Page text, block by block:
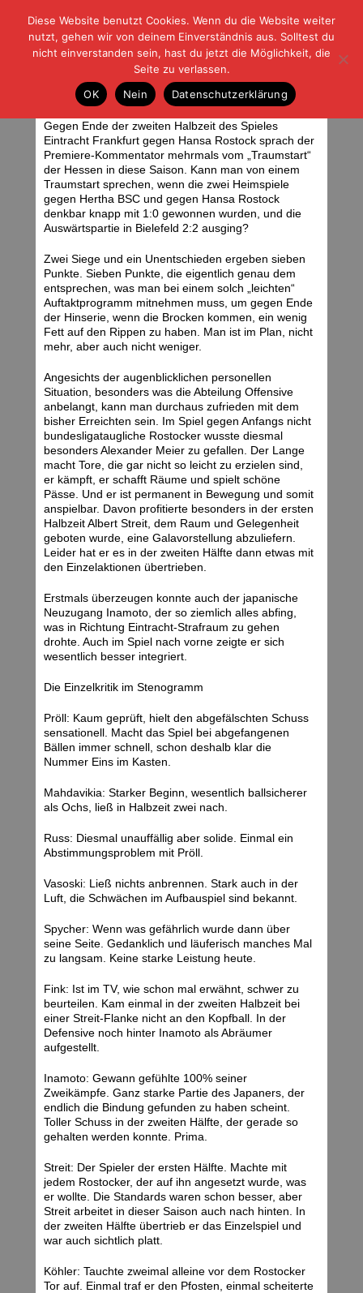
| | |BLOG-GFußball und der Rest
HOME|REGELN|IMPRESSUM |DATENSCHUTZ
Im Soll
Sonntag, 26.08.07 | 20:56 Uhr
Gegen Ende der zweiten Halbzeit des Spieles
Eintracht Frankfurt gegen Hansa Rostock sprach der
Premiere-Kommentator mehrmals vom „Traumstart“
der Hessen in diese Saison. Kann man von einem
Traumstart sprechen, wenn die zwei Heimspiele
gegen Hertha BSC und gegen Hansa Rostock
denkbar knapp mit 1:0 gewonnen wurden, und die
Auswärtspartie in Bielefeld 2:2 ausging?
Zwei Siege und ein Unentschieden ergeben sieben
Punkte. Sieben Punkte, die eigentlich genau dem
entsprechen, was man bei einem solch „leichten“
Auftaktprogramm mitnehmen muss, um gegen Ende
der Hinserie, wenn die Brocken kommen, ein wenig
Fett auf den Rippen zu haben. Man ist im Plan, nicht
mehr, aber auch nicht weniger.
Angesichts der augenblicklichen personellen
Situation, besonders was die Abteilung Offensive
anbelangt, kann man durchaus zufrieden mit dem
bisher Erreichten sein. Im Spiel gegen Anfangs nicht
bundesligataugliche Rostocker wusste diesmal
besonders Alexander Meier zu gefallen. Der Lange
macht Tore, die gar nicht so leicht zu erzielen sind,
er kämpft, er schafft Räume und spielt schöne
Pässe. Und er ist permanent in Bewegung und somit
anspielbar. Davon profitierte besonders in der ersten
Halbzeit Albert Streit, dem Raum und Gelegenheit
geboten wurde, eine Galavorstellung abzuliefern.
Leider hat er es in der zweiten Hälfte dann etwas mit
den Einzelaktionen übertrieben.
Erstmals überzeugen konnte auch der japanische
Neuzugang Inamoto, der so ziemlich alles abfing,
was in Richtung Eintracht-Strafraum zu gehen
drohte. Auch im Spiel nach vorne zeigte er sich
wesentlich besser integriert.
Die Einzelkritik im Stenogramm
Pröll: Kaum geprüft, hielt den abgefälschten Schuss
sensationell. Macht das Spiel bei abgefangenen
Bällen immer schnell, schon deshalb klar die
Nummer Eins im Kasten.
Mahdavikia: Starker Beginn, wesentlich ballsicherer
als Ochs, ließ in Halbzeit zwei nach.
Russ: Diesmal unauffällig aber solide. Einmal ein
Abstimmungsproblem mit Pröll.
Vasoski: Ließ nichts anbrennen. Stark auch in der
Luft, die Schwächen im Aufbauspiel sind bekannt.
Spycher: Wenn was gefährlich wurde dann über
seine Seite. Gedanklich und läuferisch manches Mal
zu langsam. Keine starke Leistung heute.
Fink: Ist im TV, wie schon mal erwähnt, schwer zu
beurteilen. Kam einmal in der zweiten Halbzeit bei
einer Streit-Flanke nicht an den Kopfball. In der
Defensive noch hinter Inamoto als Abräumer
aufgestellt.
Inamoto: Gewann gefühlte 100% seiner
Zweikämpfe. Ganz starke Partie des Japaners, der
endlich die Bindung gefunden zu haben scheint.
Toller Schuss in der zweiten Hälfte, der gerade so
gehalten werden konnte. Prima.
Streit: Der Spieler der ersten Hälfte. Machte mit
jedem Rostocker, der auf ihn angesetzt wurde, was
er wollte. Die Standards waren schon besser, aber
Streit arbeitet in dieser Saison auch nach hinten. In
der zweiten Hälfte übertrieb er das Einzelspiel und
war auch sichtlich platt.
Köhler: Tauchte zweimal alleine vor dem Rostocker
Tor auf. Einmal traf er den Pfosten, einmal scheiterte
Diese Website benutzt Cookies. Wenn du die Website weiter
nutzt, gehen wir von deinem Einverständnis aus. Solltest du
nicht einverstanden sein, hast du jetzt die Möglichkeit, die
Seite zu verlassen.
OK
Nein Datenschutzerklärung